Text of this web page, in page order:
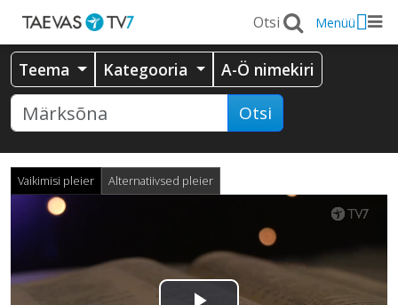
Menüü
Teema Kategooria A-Ö nimekiri
Otsi
Vaikimisi pleier Alternatiivsed pleier